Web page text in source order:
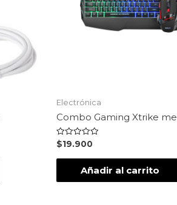
Electrónica
Combo Gaming Xtrike me
Valorado
en
0
$19.900
Añadir al carrito